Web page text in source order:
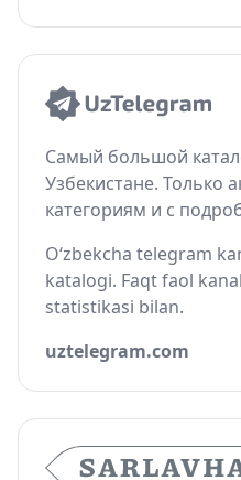
Самый большой
Узбекистане. Только
категориям и с
O‘zbekcha telegram
katalogi. Faqt faol
statistikasi bilan.
uztelegram.com